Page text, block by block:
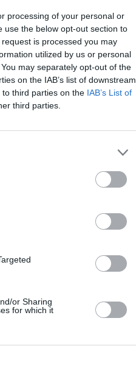
processing of your personal or
use the below opt-out section to
is processed you may
utilized by us or personal
may separately opt-out of the
on the IAB’s list of downstream
third parties on the IAB’s List of
third parties.
or Sharing
for which it